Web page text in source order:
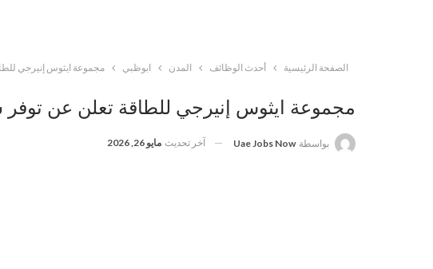
الصفحة الرئيسية أحدث الوظائف المدن ابوظبي مجموعة ايثوس إنيرجي
مجموعة ايثوس إنيرجي للطاقة تعلن عن
بواسطة Uae Jobs Now آخر تحديث مايو 26, 2026